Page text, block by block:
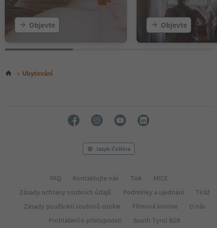
Objevte Objevte
Ubytování
Jazyk: Čeština
FAQ Kontaktujte nás Tisk
MICE
Zásady ochrany osobních údajů
Podmínky a ujednání
Tiráž
Zásady používání souborů cookie
Filmová komise
O nás
Prohlášení o přístupnosti
South Tyrol B2B